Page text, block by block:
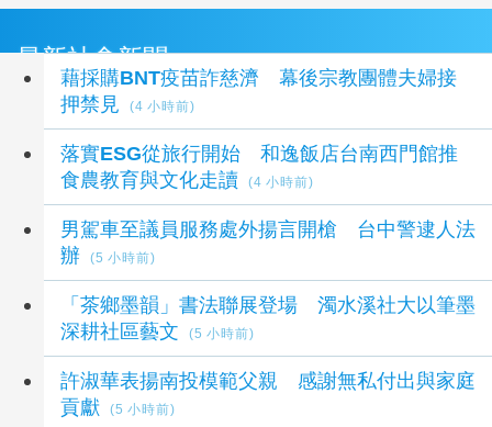
最新社會新聞
藉採購BNT疫苗詐慈濟 幕後宗教團體夫婦接
押禁見
(4 小時前)
落實ESG從旅行開始 和逸飯店台南西門館推
食農教育與文化走讀
(4 小時前)
男駕車至議員服務處外揚言開槍 台中警逮人法
辦
(5 小時前)
「茶鄉墨韻」書法聯展登場 濁水溪社大以筆墨
深耕社區藝文
(5 小時前)
許淑華表揚南投模範父親 感謝無私付出與家庭
貢獻
(5 小時前)